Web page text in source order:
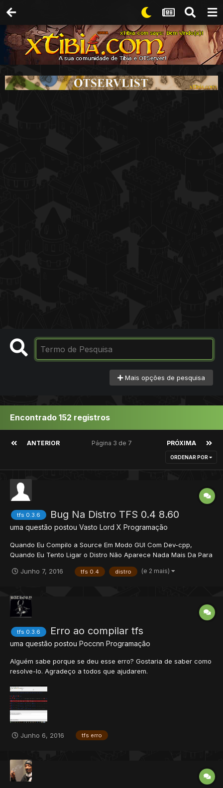
Mais opções de pesquisa
Encontrado 152 registros
ANTERIOR PRÓXIMA
Página 3 de 7
ORDENAR POR
tfs 0.3.6 Bug Na Distro TFS 0.4 8.60
uma questão postou Vasto Lord X Programação
Quando Eu Compilo a Source Em Modo GUI Com Dev-cpp,
Quando Eu Tento Ligar o Distro Não Aparece Nada Mais Da Para
Junho 7, 2016
tfs 0.4 distro (e 2 mais)
tfs 0.3.6 Erro ao compilar tfs
uma questão postou Poccnn Programação
Alguém sabe porque se deu esse erro? Gostaria de saber como
resolve-lo. Agradeço a todos que ajudarem.
Junho 6, 2016 tfs erro